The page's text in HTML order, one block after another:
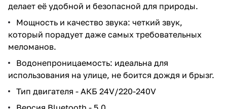
делает её удобной и безопасной для природы.
Мощность и качество звука: четкий звук,
который порадует даже самых требовательных
меломанов.
Водонепроницаемость: идеальна для
использования на улице, не боится дождя и брызг.
Тип двигателя - АКБ 24V/220-240V